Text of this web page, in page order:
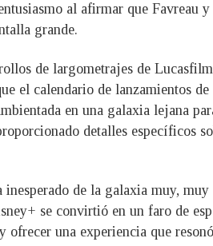
al afirmar que Favreau
grande.
de largometrajes de
el calendario de lanzamientos
en una galaxia lejana
detalles específicos
de la galaxia muy,
se convirtió en un faro de
una experiencia que